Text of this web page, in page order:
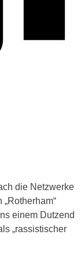
die Netzwerke
einem Dutzend
„rassistischer